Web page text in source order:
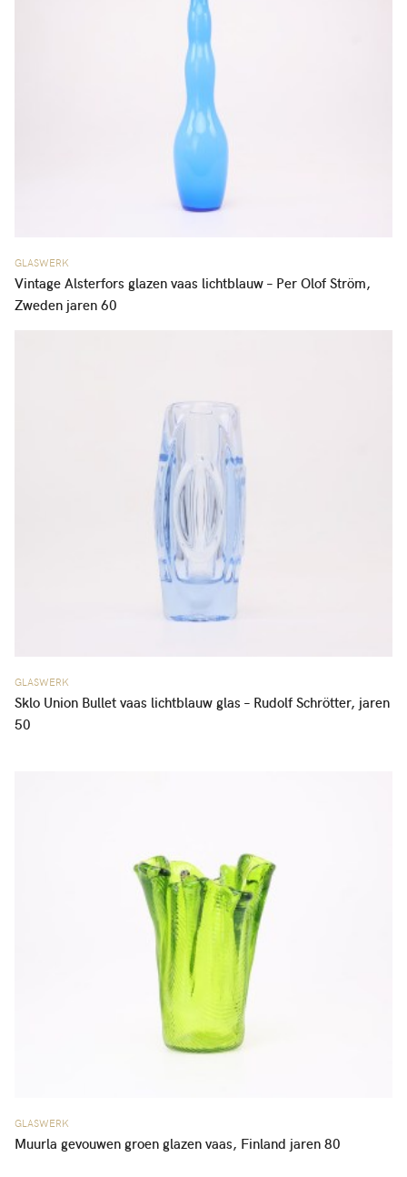
GLASWERK
Vintage Alsterfors glazen vaas lichtblauw – Per Olof Ström,
Zweden jaren 60
GLASWERK
Sklo Union Bullet vaas lichtblauw glas – Rudolf Schrötter, jaren
50
GLASWERK
Muurla gevouwen groen glazen vaas, Finland jaren 80